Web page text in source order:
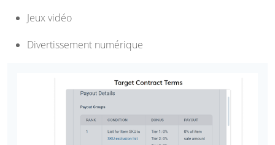
Jeux vidéo
Divertissement numérique